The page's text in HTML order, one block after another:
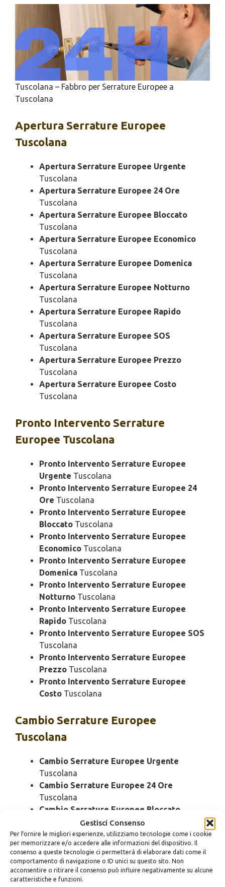
Gestisci Consenso
Per fornire le migliori esperienze, utilizziamo tecnologie come i cookie
per memorizzare e/o accedere alle informazioni del dispositivo. Il
consenso a queste tecnologie ci permetterà di elaborare dati come il
comportamento di navigazione o ID unici su questo sito. Non
acconsentire o ritirare il consenso può influire negativamente su alcune
caratteristiche e funzioni.
Tuscolana – Fabbro per Serrature Europee a
Tuscolana
Apertura Serrature Europee
Tuscolana
Apertura Serrature Europee Urgente
Tuscolana
Apertura Serrature Europee 24 Ore
Tuscolana
Apertura Serrature Europee Bloccato
Tuscolana
Apertura Serrature Europee Economico
Tuscolana
Apertura Serrature Europee Domenica
Tuscolana
Apertura Serrature Europee Notturno
Tuscolana
Apertura Serrature Europee Rapido
Tuscolana
Apertura Serrature Europee SOS
Tuscolana
Apertura Serrature Europee Prezzo
Tuscolana
Apertura Serrature Europee Costo
Tuscolana
Pronto Intervento Serrature
Europee Tuscolana
Pronto Intervento Serrature Europee
Urgente Tuscolana
Pronto Intervento Serrature Europee 24
Ore Tuscolana
Pronto Intervento Serrature Europee
Bloccato Tuscolana
Pronto Intervento Serrature Europee
Economico Tuscolana
Pronto Intervento Serrature Europee
Domenica Tuscolana
Pronto Intervento Serrature Europee
Notturno Tuscolana
Pronto Intervento Serrature Europee
Rapido Tuscolana
Pronto Intervento Serrature Europee SOS
Tuscolana
Pronto Intervento Serrature Europee
Prezzo Tuscolana
Pronto Intervento Serrature Europee
Costo Tuscolana
Cambio Serrature Europee
Tuscolana
Cambio Serrature Europee Urgente
Tuscolana
Cambio Serrature Europee 24 Ore
Tuscolana
Cambio Serrature Europee Bloccato
Cambio Serrature Europee Economico
Tuscolana
Cambio Serrature Europee Domenica
Tuscolana
Cambio Serrature Europee Notturno